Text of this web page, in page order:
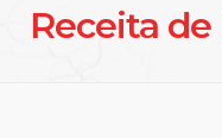
Receita